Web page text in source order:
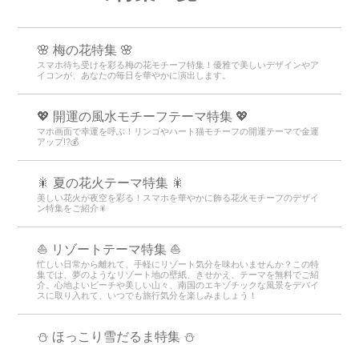
🌸 梅の花特集 🌸
スマホ待ち受けを彩る梅の花モチーフ特集！優雅で美しいデザインやア
イコンが、あなたの毎日を華やかに演出します。
💖 開運の風水モチーフテーマ特集 💖
マホ画面で幸運を呼ぶ！リンゴやハート猫モチーフの開運テーマで金運
アップ!?💰
🎇 夏の花火テーマ特集 🎇
美しい花火が夜空を彩る！スマホを華やかに飾る花火モチーフのデザイ
ン特集をご紹介🎇
⛵ リゾートテーマ特集 ⛵
忙しい日常から離れて、手軽にリゾート気分を味わいませんか？この特
集では、夢のようなリゾート地の壁紙、きせかえ、テーマを無料でご紹
介。心地よいビーチや美しい山々、南国のエキゾチックな風景をデバイ
スに取り入れて、いつでも旅行気分を楽しみましょう！
⛄ ほっこり雪だるま特集 ⛄